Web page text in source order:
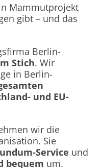
Mammutprojekt
gibt – und das
Berlin-
Stich. Wir
in Berlin-
und EU-
wir die
Sie
Service und
bequem um.